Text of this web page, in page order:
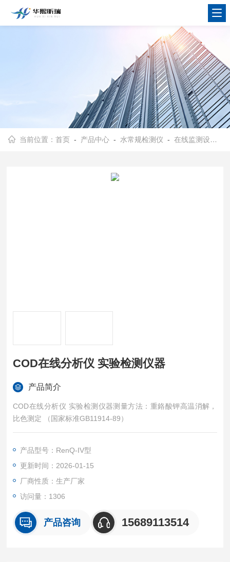
当前位置：首页 - 产品中心 - 水常规检测仪 -在线监测设备
COD在线分析仪 实验检测仪器
产品简介
COD在线分析仪 实验检测仪器测量方法：重鉻酸钾高温消解，
比色测定 （国家标准GB11914-89）
产品型号：RenQ-IV型
更新时间：2026-01-15
厂商性质：生产厂家
访问量：1306
产品咨询 15689113514